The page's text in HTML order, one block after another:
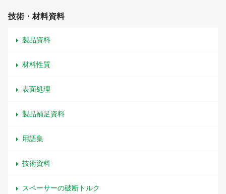
技術・材料資料
製品資料
材料性質
表面処理
製品補足資料
用語集
技術資料
スペーサーの破断トルク